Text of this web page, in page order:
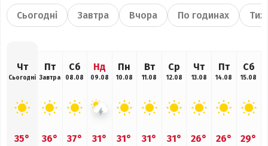
Сьогодні Завтра Вчора По годинах
Чт
Сьогодні
35°
Пт
Завтра
36°
Сб
08.08
37°
Нд
09.08
31°
Пн
10.08
31°
Вт
11.08
31°
Ср
12.08
31°
Чт
13.08
26°
Пт
14.08
26°
Сб
15.08
29°